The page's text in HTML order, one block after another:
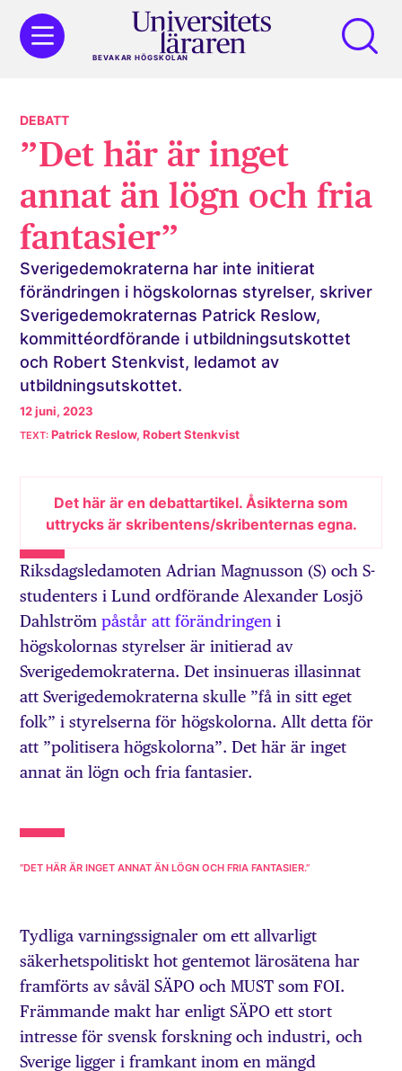
BEVAKAR HÖGSKOLAN
DEBATT
”Det här är inget
annat än lögn och fria
fantasier”
Sverigedemokraterna har inte initierat
förändringen i högskolornas styrelser, skriver
Sverigedemokraternas Patrick Reslow,
kommittéordförande i utbildningsutskottet
och Robert Stenkvist, ledamot av
utbildningsutskottet.
12 juni, 2023
Patrick Reslow, Robert Stenkvist
Det här är en debattartikel. Åsikterna som
uttrycks är skribentens/skribenternas egna.
Riksdagsledamoten Adrian Magnusson (S) och S-
studenters i Lund ordförande Alexander Losjö
Dahlströmpåstår att förändringen i
högskolornas styrelser är initierad av
Sverigedemokraterna. Det insinueras illasinnat
att Sverigedemokraterna skulle ”få in sitt eget
folk” i styrelserna för högskolorna. Allt detta för
att ”politisera högskolorna”. Det här är inget
annat än lögn och fria fantasier.
”DET HÄR ÄR INGET ANNAT ÄN LÖGN OCH FRIA FANTASIER.”
Tydliga varningssignaler om ett allvarligt
säkerhetspolitiskt hot gentemot lärosätena har
framförts av såväl SÄPO och MUST som FOI.
Främmande makt har enligt SÄPO ett stort
intresse för svensk forskning och industri, och
Sverige ligger i framkant inom en mängd